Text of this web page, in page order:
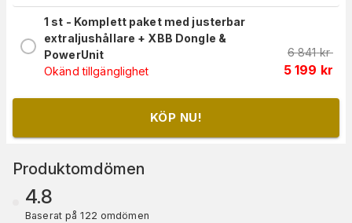
1 st - Komplett paket med justerbar
extraljushållare + XBB Dongle &
PowerUnit
Okänd tillgänglighet
6 841 kr
5 199 kr
KÖP NU!
Produktomdömen
4.8
Baserat på 122 omdömen